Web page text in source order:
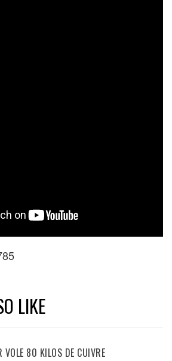
LIKE
VOLE 80 KILOS DE CUIVRE